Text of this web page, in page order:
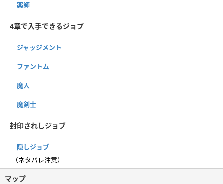
薬師
4章で入手できるジョブ
ジャッジメント
ファントム
魔人
魔剣士
封印されしジョブ
隠しジョブ
（ネタバレ注意）
マップ